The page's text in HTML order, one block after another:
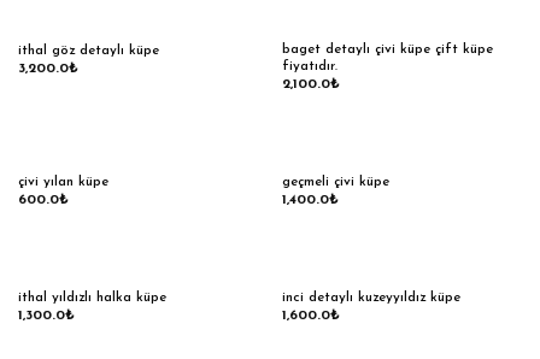
ithal göz detaylı küpe
3,200.0₺
baget detaylı çivi küpe çift küpe
fiyatıdır.
2,100.0₺
çivi yılan küpe
600.0₺
geçmeli çivi küpe
1,400.0₺
ithal yıldızlı halka küpe
1,300.0₺
inci detaylı kuzeyyıldız küpe
1,600.0₺